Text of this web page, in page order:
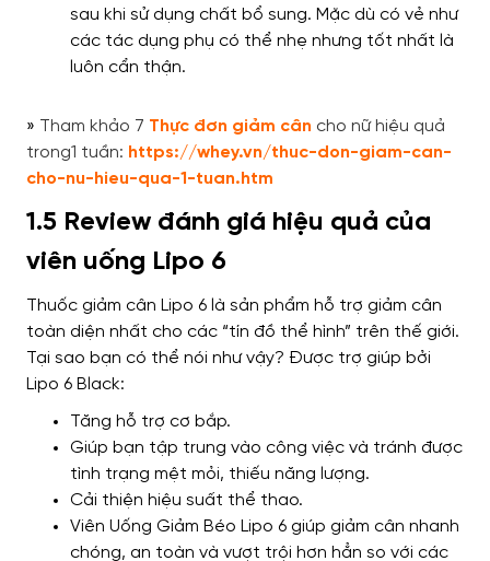
sau khi sử dụng chất bổ sung. Mặc dù có vẻ như
các tác dụng phụ có thể nhẹ nhưng tốt nhất là
luôn cẩn thận.
» Tham khảo 7 Thực đơn giảm cân cho nữ hiệu quả
trong1 tuần: https://whey.vn/thuc-don-giam-can-
cho-nu-hieu-qua-1-tuan.htm
1.5 Review đánh giá hiệu quả của
viên uống Lipo 6
Thuốc giảm cân Lipo 6 là sản phẩm hỗ trợ giảm cân
toàn diện nhất cho các “tín đồ thể hình” trên thế giới.
Tại sao bạn có thể nói như vậy? Được trợ giúp bởi
Lipo 6 Black:
Tăng hỗ trợ cơ bắp.
Giúp bạn tập trung vào công việc và tránh được
tình trạng mệt mỏi, thiếu năng lượng.
Cải thiện hiệu suất thể thao.
Viên Uống Giảm Béo Lipo 6 giúp giảm cân nhanh
chóng, an toàn và vượt trội hơn hẳn so với các